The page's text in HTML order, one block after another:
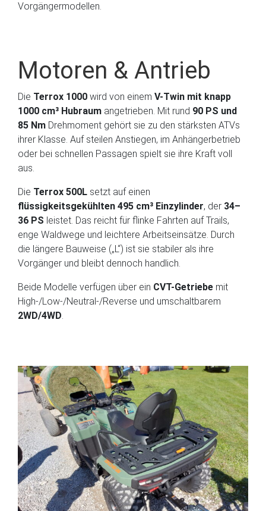
Vorgängermodellen.
Motoren & Antrieb
Die Terrox 1000 wird von einem V-Twin mit knapp
1000 cm³ Hubraum angetrieben. Mit rund 90 PS und
85 Nm Drehmoment gehört sie zu den stärksten ATVs
ihrer Klasse. Auf steilen Anstiegen, im Anhängerbetrieb
oder bei schnellen Passagen spielt sie ihre Kraft voll
aus.
Die Terrox 500L setzt auf einen
flüssigkeitsgekühlten 495 cm³ Einzylinder, der 34–
36 PS leistet. Das reicht für flinke Fahrten auf Trails,
enge Waldwege und leichtere Arbeitseinsätze. Durch
die längere Bauweise („L“) ist sie stabiler als ihre
Vorgänger und bleibt dennoch handlich.
Beide Modelle verfügen über ein CVT-Getriebe mit
High-/Low-/Neutral-/Reverse und umschaltbarem
2WD/4WD.